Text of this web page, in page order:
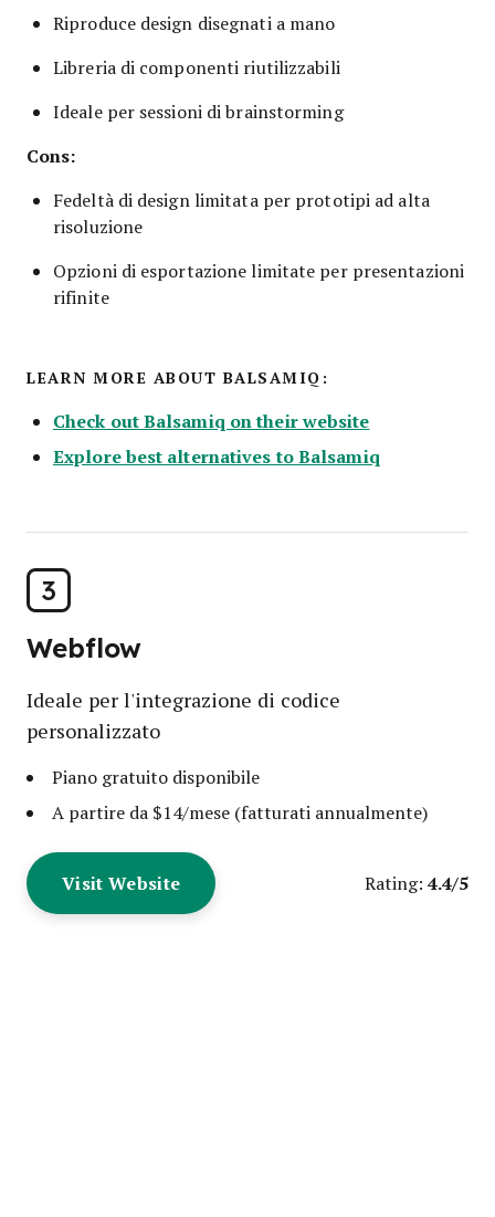
Riproduce design disegnati a mano
Libreria di componenti riutilizzabili
Ideale per sessioni di brainstorming
Cons:
Fedeltà di design limitata per prototipi ad alta
risoluzione
Opzioni di esportazione limitate per presentazioni
rifinite
LEARN MORE ABOUT BALSAMIQ:
Check out Balsamiq on their website
Explore best alternatives to Balsamiq
3
Webflow
Ideale per l'integrazione di codice
personalizzato
Piano gratuito disponibile
A partire da $14/mese (fatturati annualmente)
Visit Website Rating: 4.4/5